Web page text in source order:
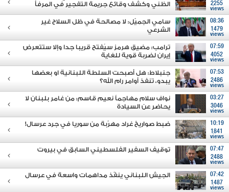
2255
views
الظني وكشف وقائع جريمة التفجير في المرفأ
08:36
1479
views
سامي الجميّل: لا مصالحة في ظل السلاح غير
الشرعي
07:59
4052
views
ترامب: مضيق هرمز سيُفتح قريبا جدا وإلا ستتعرض
إيران لضربة قوية للغاية
07:53
2486
views
جنبلاط: هل أصبحت السلطة اللبنانية او بعضها
يبدو، تنفذ أوامر رام الله؟
03:27
3046
views
نواف سلام مهاجماً نعيم قاسم: من غامر بلبنان لا
يحاضر عن السيادة
10:19
1841
views
ضبط صواريخ غراد مهرّبة من سوريا في جرد عرسال!
07:47
2488
views
توقيف السفير الفلسطيني السابق في بيروت
07:42
1487
views
الجيش اللبناني ينفّذ مداهمات واسعة في عرسال